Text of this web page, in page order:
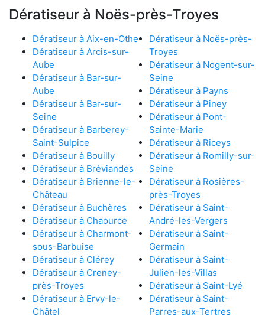
Dératiseur à Noës-près-Troyes
Dératiseur à Aix-en-Othe
Dératiseur à Arcis-sur-
Aube
Dératiseur à Bar-sur-
Aube
Dératiseur à Bar-sur-
Seine
Dératiseur à Barberey-
Saint-Sulpice
Dératiseur à Bouilly
Dératiseur à Bréviandes
Dératiseur à Brienne-le-
Château
Dératiseur à Buchères
Dératiseur à Chaource
Dératiseur à Charmont-
sous-Barbuise
Dératiseur à Clérey
Dératiseur à Creney-
près-Troyes
Dératiseur à Ervy-le-
Châtel
Dératiseur à Noës-près-
Troyes
Dératiseur à Nogent-sur-
Seine
Dératiseur à Payns
Dératiseur à Piney
Dératiseur à Pont-
Sainte-Marie
Dératiseur à Riceys
Dératiseur à Romilly-sur-
Seine
Dératiseur à Rosières-
près-Troyes
Dératiseur à Saint-
André-les-Vergers
Dératiseur à Saint-
Germain
Dératiseur à Saint-
Julien-les-Villas
Dératiseur à Saint-Lyé
Dératiseur à Saint-
Parres-aux-Tertres